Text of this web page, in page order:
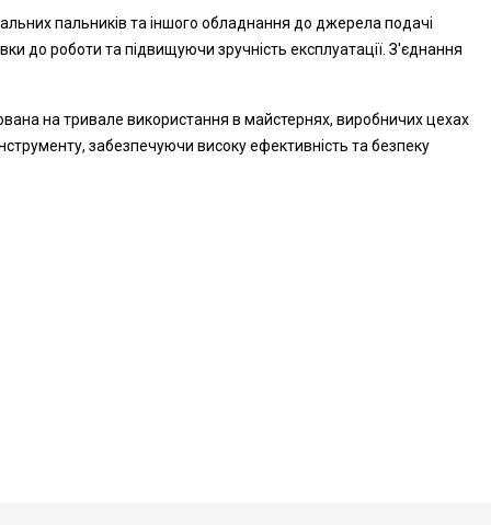
пальників та іншого обладнання до джерела подачі
до роботи та підвищуючи зручність експлуатації. З'єднання
на тривале використання в майстернях, виробничих цехах
забезпечуючи високу ефективність та безпеку